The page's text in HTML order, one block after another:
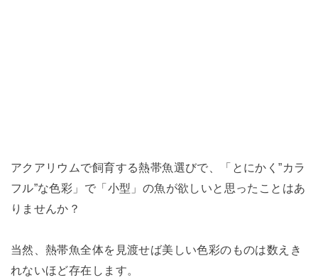
アクアリウムで飼育する熱帯魚選びで、「とにかく”カラ
フル”な色彩」で「小型」の魚が欲しいと思ったことはあ
りませんか？
当然、熱帯魚全体を見渡せば美しい色彩のものは数えき
れないほど存在します。